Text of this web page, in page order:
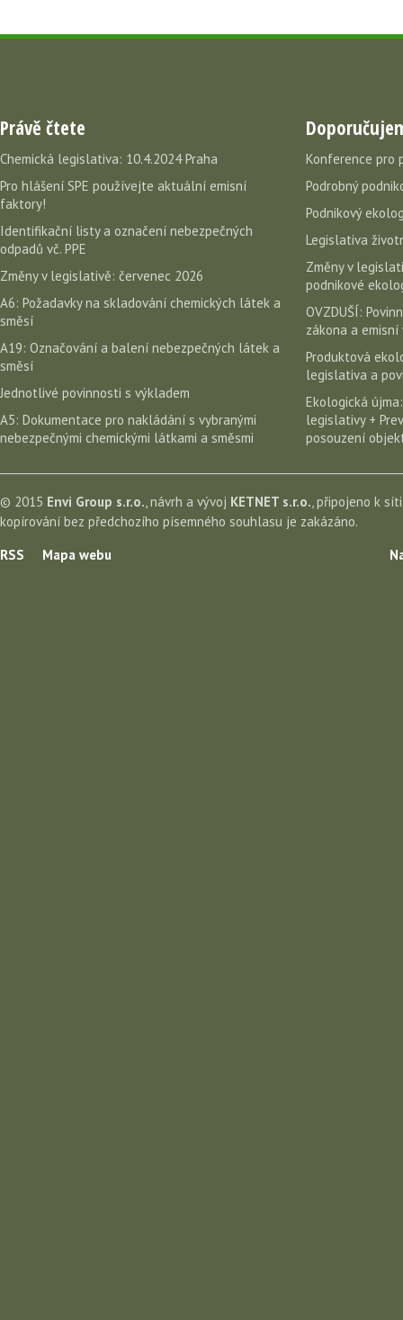
Právě čtete
Chemická legislativa: 10.4.2024 Praha
Pro hlášení SPE používejte aktuální emisní
faktory!
Identifikační listy a označení nebezpečných
odpadů vč. PPE
Změny v legislativě: červenec 2026
A6: Požadavky na skladování chemických látek a
směsí
A19: Označování a balení nebezpečných látek a
směsí
Jednotlivé povinnosti s výkladem
A5: Dokumentace pro nakládání s vybranými
nebezpečnými chemickými látkami a směsmi
Konference pro
Podrobný
Podnikový
Legislativa
Změny v
podnikové
OVZDUŠÍ:
zákona a emisní
Produktová
legislativa a
Ekologická
legislativy +
posouzení
© 2015 Envi Group s.r.o., návrh a vývoj KETNET s.r.o., připojeno k
kopírování bez předchozího písemného souhlasu je zakázáno.
RSS
Mapa webu